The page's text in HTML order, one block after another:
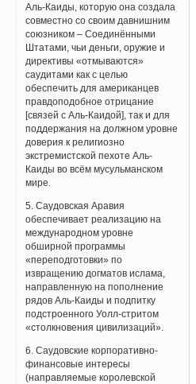
Аль-Каиды, которую она создала
совместно со своим давнишним
союзником – Соединёнными
Штатами, чьи деньги, оружие и
директивы «отмываются»
саудитами как с целью
обеспечить для американцев
правдоподобное отрицание
[связей с Аль-Каидой], так и для
поддержания на должном уровне
доверия к религиозно
экстремистской пехоте Аль-
Каиды во всём мусульманском
мире.
5. Саудовская Аравия
обеспечивает реализацию на
международном уровне
обширной программы
«переподготовки» по
извращению догматов ислама,
направленную на пополнение
рядов Аль-Каиды и подпитку
подстроенного Уолл-стритом
«столкновения цивилизаций».
6. Саудовские корпоративно-
финансовые интересы
(направляемые королевской